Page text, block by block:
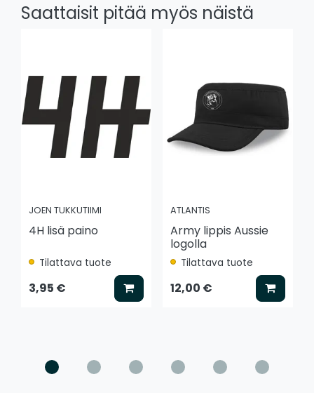
Saattaisit pitää myös näistä
JOEN TUKKUTIIMI
4H lisä paino
Tilattava tuote
3,95 € Lisää koriin
ATLANTIS
Army lippis Aussie
logolla
Tilattava tuote
12,00 € Lisää